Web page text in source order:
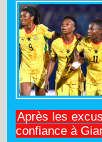
Après les
confiance à